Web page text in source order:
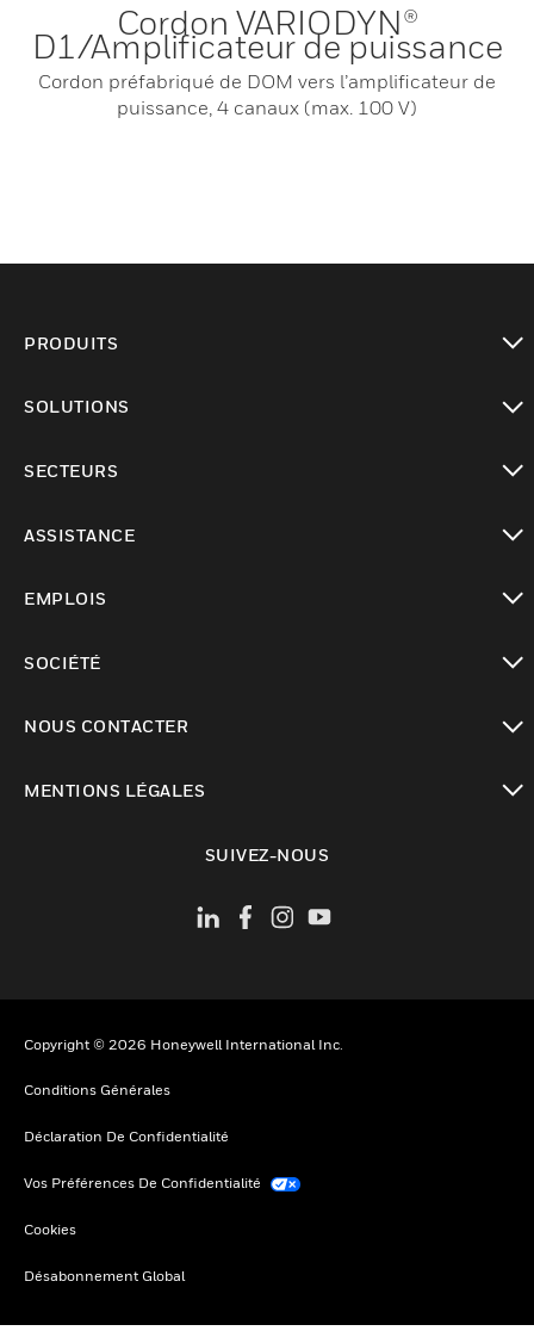
Cordon VARIODYN®
D1/Amplificateur de puissance
Cordon préfabriqué de DOM vers l’amplificateur de
puissance, 4 canaux (max. 100 V)
PRODUITS
SOLUTIONS
SECTEURS
ASSISTANCE
EMPLOIS
SOCIÉTÉ
NOUS CONTACTER
MENTIONS LÉGALES
SUIVEZ-NOUS
Copyright © 2026 Honeywell International Inc.
Conditions Générales
Déclaration De Confidentialité
Vos Préférences De Confidentialité
Cookies
Désabonnement Global